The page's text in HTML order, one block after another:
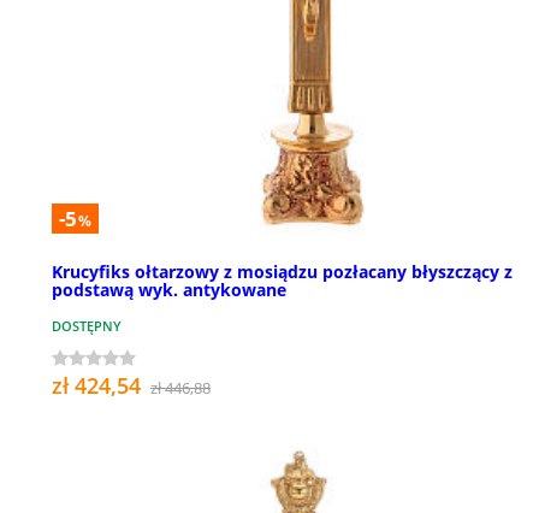
-5%
Krucyfiks ołtarzowy z mosiądzu pozłacany błyszczący z
podstawą wyk. antykowane
DOSTĘPNY
zł 424,54 zł 446,88